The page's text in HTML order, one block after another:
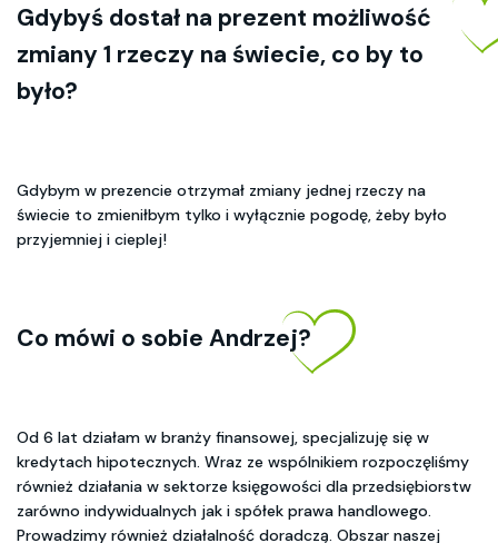
Gdybyś dostał na prezent możliwość
zmiany 1 rzeczy na świecie, co by to
było?
Gdybym w prezencie otrzymał zmiany jednej rzeczy na
świecie to zmieniłbym tylko i wyłącznie pogodę, żeby było
przyjemniej i cieplej!
Co mówi o sobie Andrzej?
Od 6 lat działam w branży finansowej, specjalizuję się w
kredytach hipotecznych. Wraz ze wspólnikiem rozpoczęliśmy
również działania w sektorze księgowości dla przedsiębiorstw
zarówno indywidualnych jak i spółek prawa handlowego.
Prowadzimy również działalność doradczą. Obszar naszej